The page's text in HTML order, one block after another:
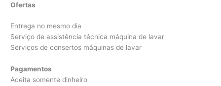
Ofertas
Entrega no mesmo dia
Serviço de assistência técnica máquina de lavar
Serviços de consertos máquinas de lavar
Pagamentos
Aceita somente dinheiro